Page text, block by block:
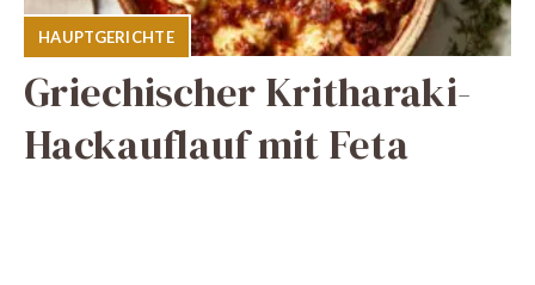
HAUPTGERICHTE
Griechischer Kritharaki-
Hackauflauf mit Feta